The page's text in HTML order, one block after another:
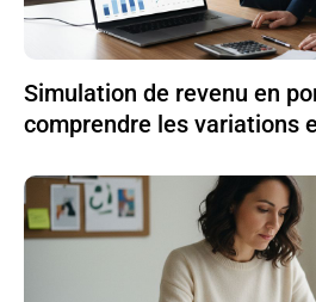
Simulation de revenu en
comprendre les variations